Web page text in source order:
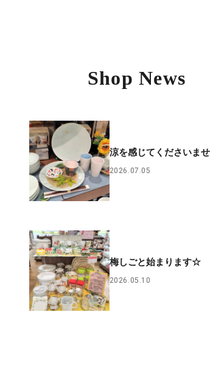
Shop News
涼を感じてくださいませ
2026.07.05
梅しごと始まります☆
2026.05.10